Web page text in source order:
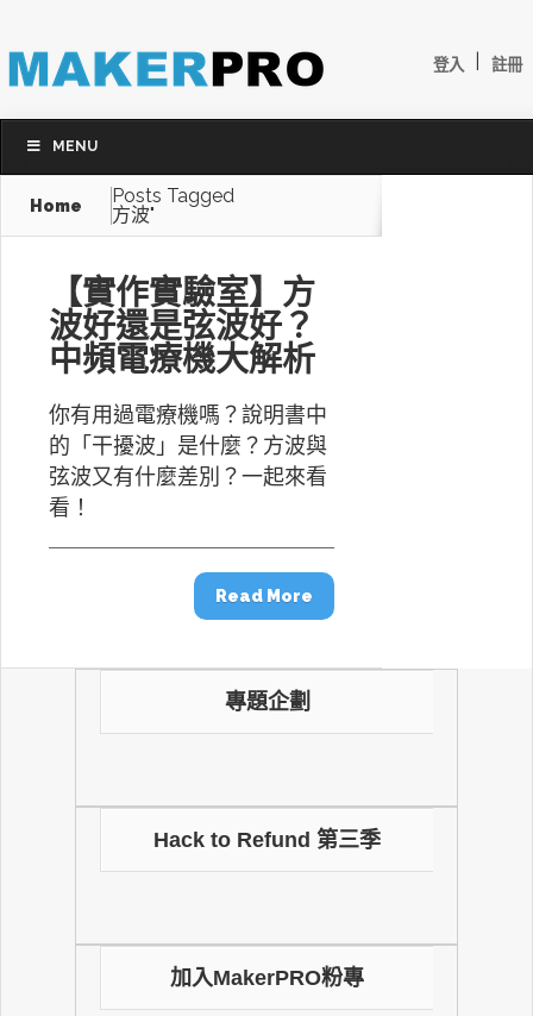
登入 註冊
MENU
Home
Posts Tagged
方波"
【實作實驗室】方
波好還是弦波好？
中頻電療機大解析
你有用過電療機嗎？說明書中
的「干擾波」是什麼？方波與
弦波又有什麼差別？一起來看
看！
Read More
專題企劃
Hack to Refund 第三季
加入MakerPRO粉專